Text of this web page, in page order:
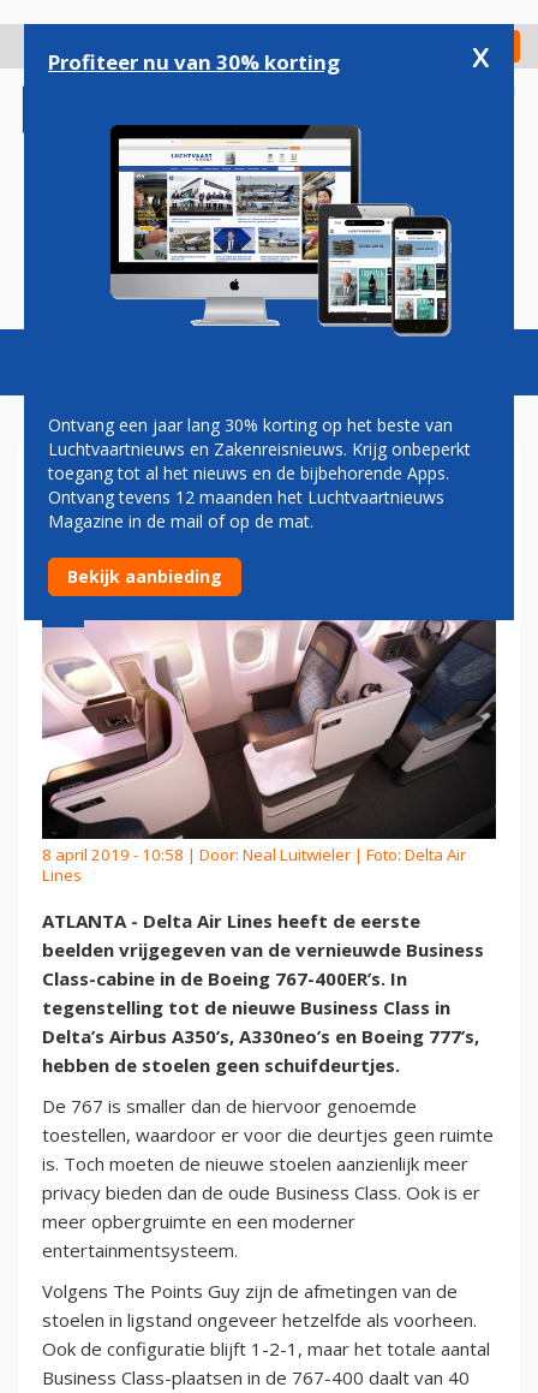
gaan
Check in
Magazine Podcasts Vacatures
DELTA TOONT NIEUWE
BOEING 767 BUSINESS CLASS
8 april 2019 - 10:58 | Door: Neal Luitwieler | Foto: Delta Air
Lines
ATLANTA - Delta Air Lines heeft de eerste
beelden vrijgegeven van de vernieuwde Business
Class-cabine in de Boeing 767-400ER’s. In
tegenstelling tot de nieuwe Business Class in
Delta’s Airbus A350’s, A330neo’s en Boeing 777’s,
hebben de stoelen geen schuifdeurtjes.
De 767 is smaller dan de hiervoor genoemde
toestellen, waardoor er voor die deurtjes geen ruimte
is. Toch moeten de nieuwe stoelen aanzienlijk meer
privacy bieden dan de oude Business Class. Ook is er
meer opbergruimte en een moderner
entertainmentsysteem.
Volgens The Points Guy zijn de afmetingen van de
stoelen in ligstand ongeveer hetzelfde als voorheen.
Ook de configuratie blijft 1-2-1, maar het totale aantal
Business Class-plaatsen in de 767-400 daalt van 40
Profiteer nu van 30% korting x
Ontvang een jaar lang 30% korting op het beste van
Luchtvaartnieuws en Zakenreisnieuws. Krijg onbeperkt
toegang tot al het nieuws en de bijbehorende Apps.
Ontvang tevens 12 maanden het Luchtvaartnieuws
Magazine in de mail of op de mat.
Bekijk aanbieding